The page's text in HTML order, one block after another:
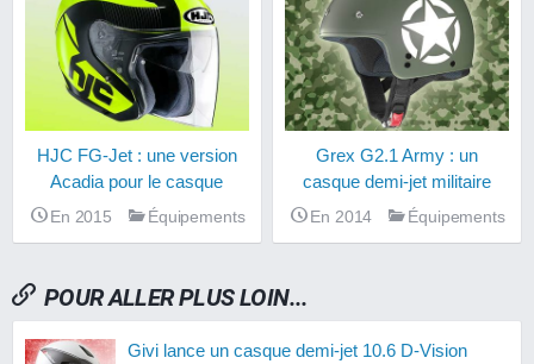
HJC FG-Jet : une version
Acadia pour le casque
En 2015 Équipements
Grex G2.1 Army : un
casque demi-jet militaire
En 2014 Équipements
POUR ALLER PLUS LOIN...
Givi lance un casque demi-jet 10.6 D-Vision